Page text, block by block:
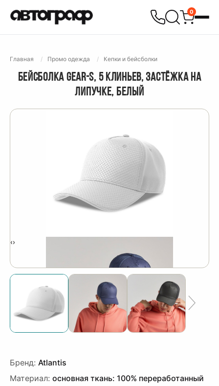
0
Главная Промо одежда Кепки и бейсболки
БЕЙСБОЛКА GEAR-S, 5 КЛИНЬЕВ, ЗАСТЁЖКА НА
ЛИПУЧКЕ, БЕЛЫЙ
‹›
Бренд: Atlantis
Материал: основная ткань: 100% переработанный